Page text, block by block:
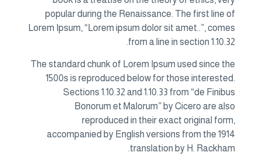
popular during the Renaissance. The first line of
Lorem Ipsum, “Lorem ipsum dolor sit amet..”, comes
from a line in section 1.10.32.
The standard chunk of Lorem Ipsum used since the
1500s is reproduced below for those interested.
Sections 1.10.32 and 1.10.33 from “de Finibus
Bonorum et Malorum” by Cicero are also
reproduced in their exact original form,
accompanied by English versions from the 1914
translation by H. Rackham.